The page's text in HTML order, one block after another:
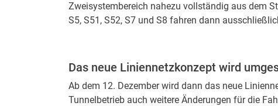
Zweisystembereich nahezu vollständig aus dem
S5, S51, S52, S7 und S8 fahren dann
Das neue Liniennetzkonzept wird
Ab dem 12. Dezember wird dann das neue
Tunnelbetrieb auch weitere Änderungen für die